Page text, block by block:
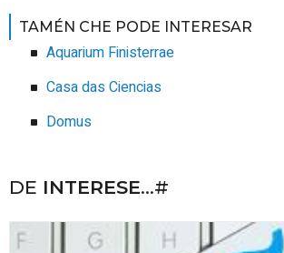
TAMÉN CHE PODE INTERESAR
Aquarium Finisterrae
Casa das Ciencias
Domus
DE INTERESE...#